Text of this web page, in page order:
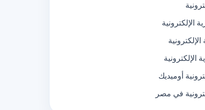
الإلكترونية
الإلكترونية
أوميديك
في مصر